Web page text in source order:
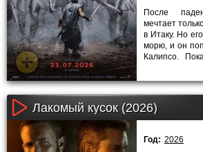
После
мечтает
в Итаку. Но
морю, и он
Калипсо.
острове, дома
Лакомый кусок (2026)
Год: 2026